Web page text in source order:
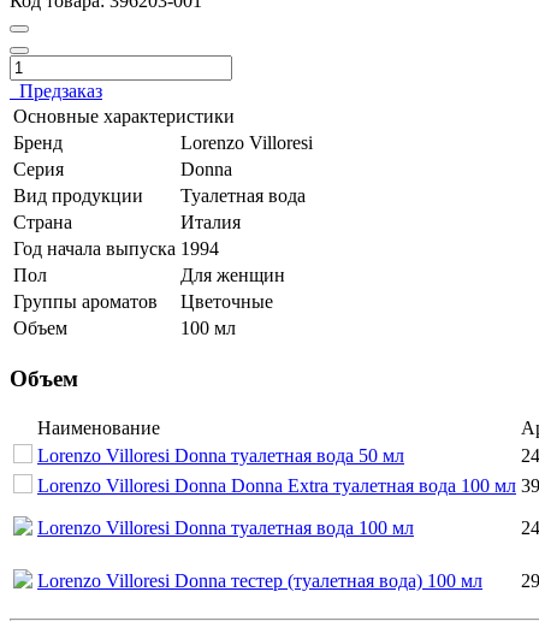
Предзаказ
Основные характеристики
Бренд
Lorenzo Villoresi
Серия
Donna
Вид продукции
Туалетная вода
Страна
Италия
Год начала выпуска 1994
Пол
Для женщин
Группы ароматов
Цветочные
Объем
100 мл
Объем
Наименование
Lorenzo Villoresi Donna туалетная вода 50 мл
Lorenzo Villoresi Donna Donna Extra туалетная вода 100 мл
Lorenzo Villoresi Donna туалетная вода 100 мл
Lorenzo Villoresi Donna тестер (туалетная вода) 100 мл